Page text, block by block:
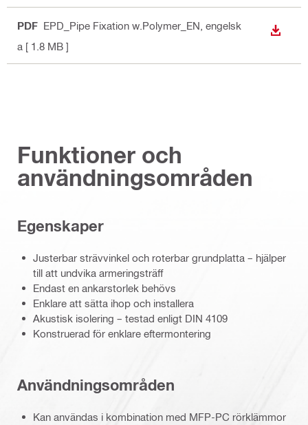
PDF EPD_Pipe Fixation w.Polymer_EN , engelsk
a [ 1.8 MB ]
LADDA
Funktioner och
användningsområden
Egenskaper
Justerbar strävvinkel och roterbar grundplatta – hjälper
till att undvika armeringsträff
Endast en ankarstorlek behövs
Enklare att sätta ihop och installera
Akustisk isolering – testad enligt DIN 4109
Konstruerad för enklare eftermontering
Användningsområden
Kan användas i kombination med MFP-PC rörklämmor